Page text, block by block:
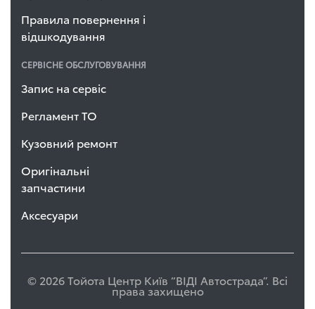
Правила повернення і
відшкодування
СЕРВІСНЕ ОБСЛУГОВУВАННЯ
Запис на сервіс
Регламент ТО
Кузовний ремонт
Оригінальні
запчастини
Аксесуари
© 2026 Тойота Центр Київ “ВІДІ Автострада”. Всі
права захищено